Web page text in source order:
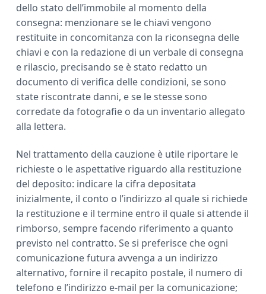
dello stato dell’immobile al momento della
consegna: menzionare se le chiavi vengono
restituite in concomitanza con la riconsegna delle
chiavi e con la redazione di un verbale di consegna
e rilascio, precisando se è stato redatto un
documento di verifica delle condizioni, se sono
state riscontrate danni, e se le stesse sono
corredate da fotografie o da un inventario allegato
alla lettera.
Nel trattamento della cauzione è utile riportare le
richieste o le aspettative riguardo alla restituzione
del deposito: indicare la cifra depositata
inizialmente, il conto o l’indirizzo al quale si richiede
la restituzione e il termine entro il quale si attende il
rimborso, sempre facendo riferimento a quanto
previsto nel contratto. Se si preferisce che ogni
comunicazione futura avvenga a un indirizzo
alternativo, fornire il recapito postale, il numero di
telefono e l’indirizzo e‑mail per la comunicazione;